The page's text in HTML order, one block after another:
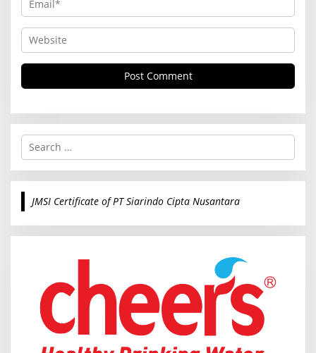
S
r
c
o
JMSI Certificate of PT Siarindo Cipta Nusantara